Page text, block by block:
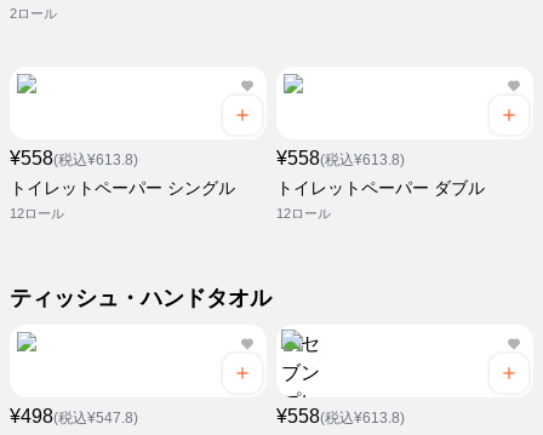
2ロール
¥558(税込¥613.8)
トイレットペーパー シングル
12ロール
¥558(税込¥613.8)
トイレットペーパー ダブル
12ロール
ティッシュ・ハンドタオル
¥498(税込¥547.8) ¥558(税込¥613.8)